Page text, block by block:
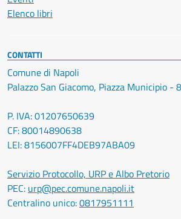
Elenco libri
CONTATTI
Comune di Napoli
Palazzo San Giacomo, Piazza Municipio -
P. IVA: 01207650639
CF: 80014890638
LEI: 8156007FF4DEB97ABA09
Servizio Protocollo, URP e Albo Pretorio
PEC: urp@pec.comune.napoli.it
Centralino unico:0817951111